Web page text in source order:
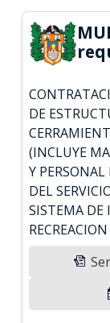
DE
(INCLUYE
Y PERSONAL
DEL
SISTEMA DE